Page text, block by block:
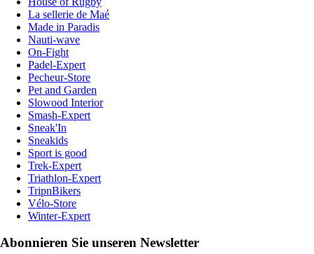
La sellerie de Maé
Made in Paradis
Nauti-wave
On-Fight
Padel-Expert
Pecheur-Store
Pet and Garden
Slowood Interior
Smash-Expert
Sneak'In
Sneakids
Sport is good
Trek-Expert
Triathlon-Expert
TripnBikers
Vélo-Store
Winter-Expert
Abonnieren Sie unseren Newsletter